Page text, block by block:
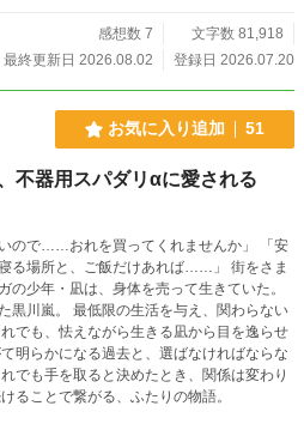
感想数 7
文字数 81,918
最終更新日 2026.08.02
登録日 2026.07.20
お気に入り追加 51
不器用スパダリ‪α‬に愛される
いので……おれを買ってくれませんか」 「安
場所と、ご飯だけあれば……」 街をさま
の少年・凪は、身体を売って生きていた。
黒川嵐。 最低限の生活を与え、関わらない
でも手を取ると決めたとき、関係は変わり
選び続けることで繋がる、ふたりの物語。